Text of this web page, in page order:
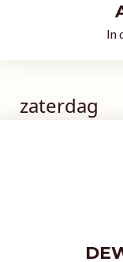
In
zaterdag